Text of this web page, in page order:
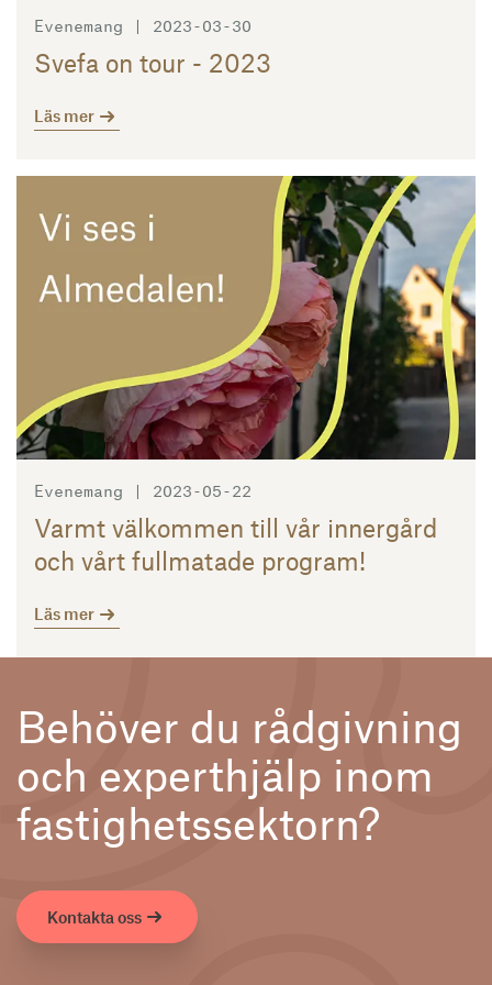
Evenemang | 2023-03-30
Svefa on tour - 2023
Läs mer
Evenemang | 2023-05-22
Varmt välkommen till vår innergård
och vårt fullmatade program!
Läs mer
Behöver du rådgivning
och experthjälp inom
fastighetssektorn?
Kontakta oss